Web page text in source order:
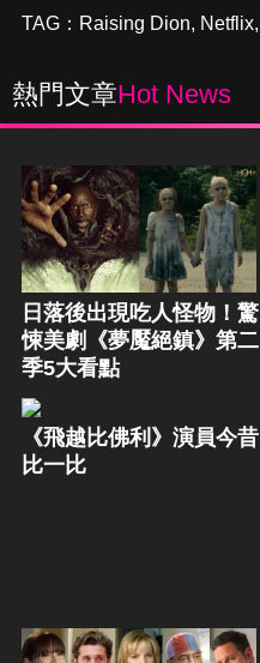
TAG： Raising Dion, Netflix,
熱門文章Hot News
日落後出現吃人怪物！驚
悚美劇《夢魘絕鎮》第二
季5大看點
《飛越比佛利》演員今昔
比一比